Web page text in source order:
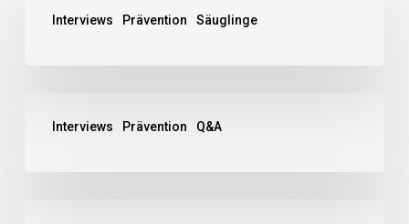
Interviews Prävention Säuglinge
Interviews Prävention Q&A